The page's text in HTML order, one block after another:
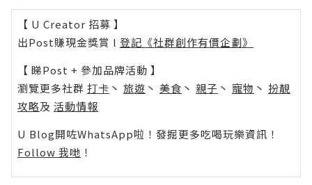
【 U Creator 招募 】
出Post賺現金獎賞 l 登記《社群創作有價企劃》
【 睇Post + 參加品牌活動 】
瀏覽更多社群 打卡 丶 旅遊 丶 美食 丶 親子 丶 寵物 丶 扮靚
攻略及 活動情報
U Blog開咗WhatsApp啦！發掘更多吃喝玩樂資訊！
Follow 我哋 ！